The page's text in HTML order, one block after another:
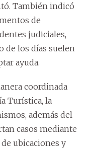
También indicó
de
judiciales,
de los días suelen
ayuda.
coordinada
Turística, la
además del
casos mediante
ubicaciones y